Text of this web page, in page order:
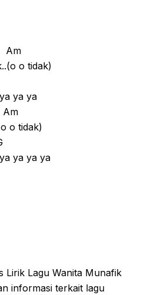
o tidak)
ya ya
o tidak)
ya ya ya
Lirik Lagu Wanita Munafik
informasi terkait lagu